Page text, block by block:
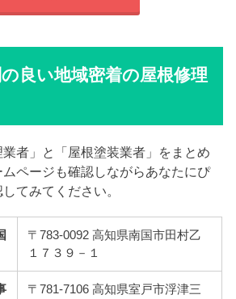
良い地域密着の屋根修理
者」と「屋根塗装業者」をまとめ
ページも確認しながらあなたにぴ
てみてください。
〒783-0092 高知県南国市田村乙
１７３９－１
〒781-7106 高知県室戸市浮津三